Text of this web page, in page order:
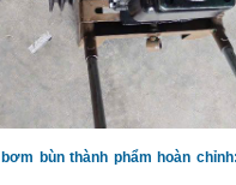
bùn thành phẩm hoàn chỉnh: